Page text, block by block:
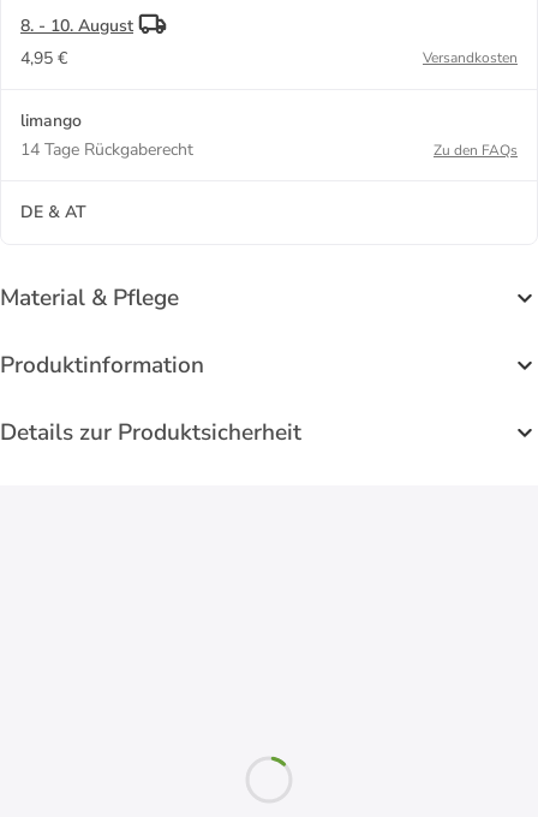
8. - 10. August
4,95 €
Versandkosten
limango
14 Tage Rückgaberecht
Zu den FAQs
DE & AT
Material & Pflege
Produktinformation
Details zur Produktsicherheit